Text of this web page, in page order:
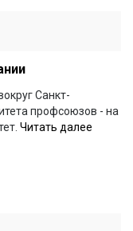
Санкт-
профсоюзов - на
Читать далее